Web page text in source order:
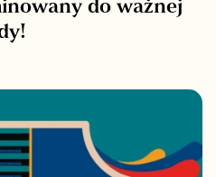
do ważnej